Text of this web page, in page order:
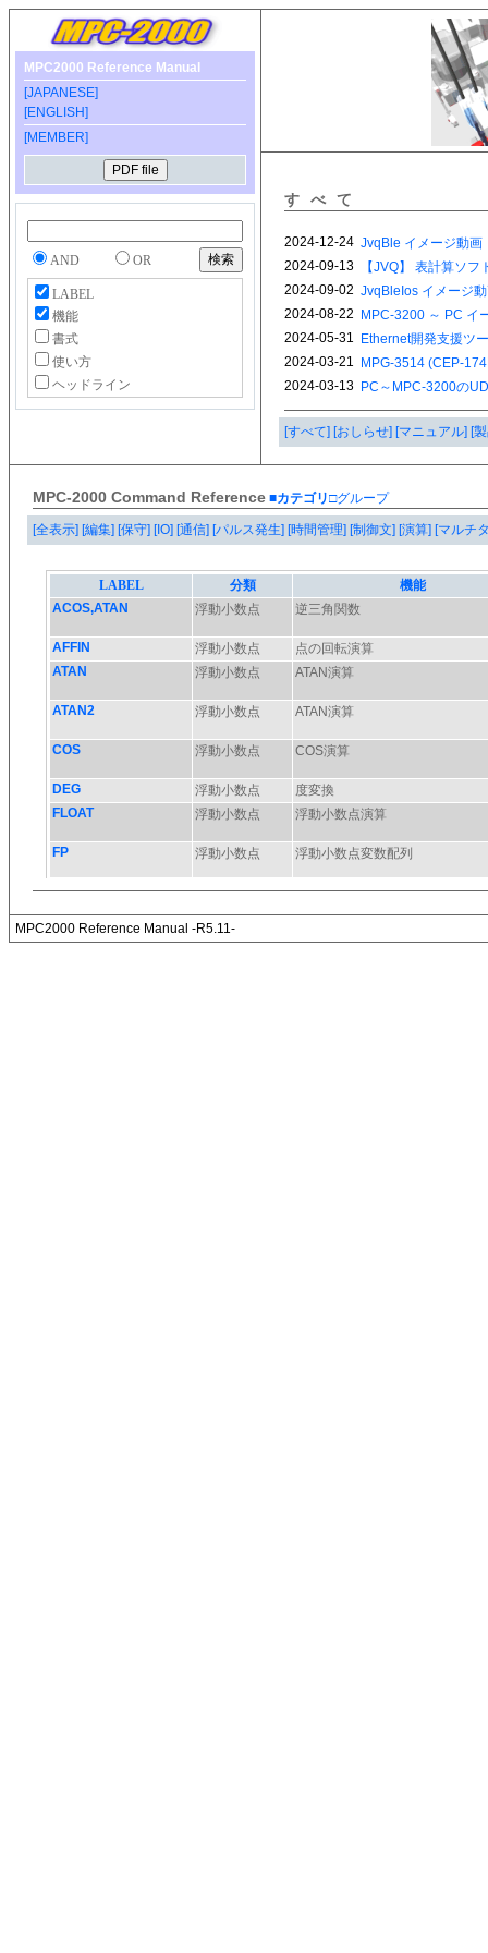
MPC2000 Reference Manual
[JAPANESE]
[ENGLISH]
[MEMBER]
AND OR
LABEL
機能
書式
使い方
ヘッドライン
すべて
[すべて] [おしらせ] [マニュアル] [
MPC-2000 Command Reference ■カテゴリ□グループ
[全表示] [編集] [保守] [IO] [通信] [パルス発生] [時間管理] [制御文] [演算] [マルチ
MPC2000 Reference Manual -R5.11-